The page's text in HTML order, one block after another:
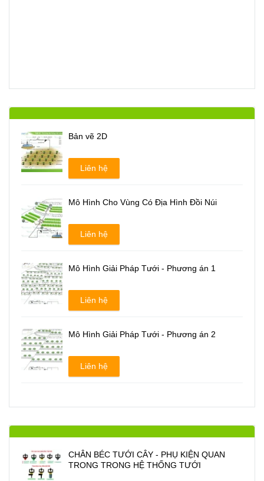
Bản vẽ 2D
Liên hệ
Mô Hình Cho Vùng Có Địa Hình Đồi Núi
Liên hệ
Mô Hình Giải Pháp Tưới - Phương án 1
Liên hệ
Mô Hình Giải Pháp Tưới - Phương án 2
Liên hệ
CHÂN BÉC TƯỚI CÂY - PHỤ KIỆN QUAN
TRONG TRONG HỆ THỐNG TƯỚI